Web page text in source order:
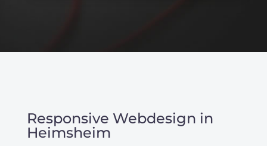
Responsive Webdesign in
Heimsheim